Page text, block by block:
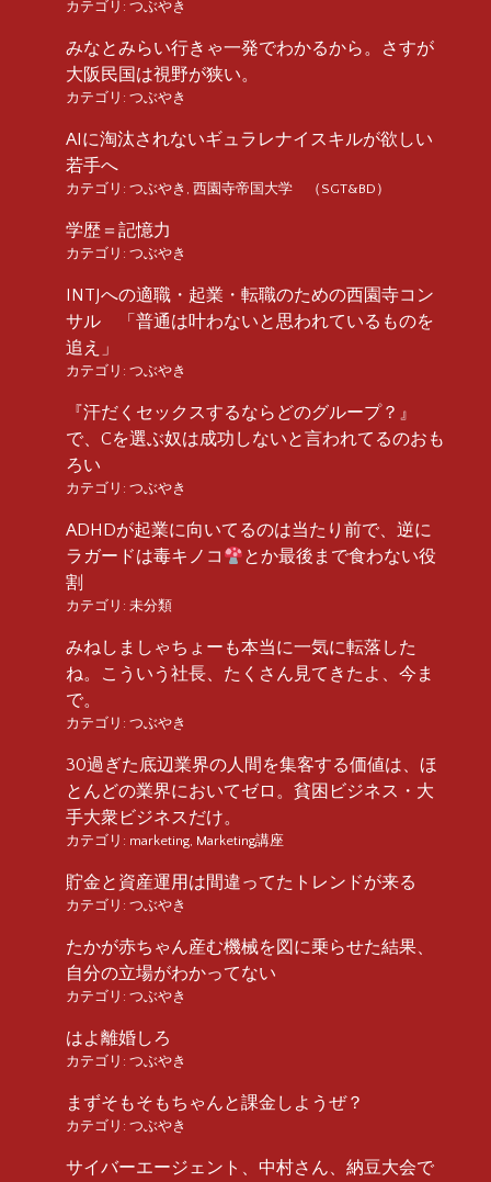
カテゴリ: つぶやき
みなとみらい行きゃ一発でわかるから。さすが
大阪民国は視野が狭い。
カテゴリ: つぶやき
AIに淘汰されないギュラレナイスキルが欲しい
若手へ
カテゴリ: つぶやき , 西園寺帝国大学 （SGT&BD）
学歴＝記憶力
カテゴリ: つぶやき
INTJへの適職・起業・転職のための西園寺コン
サル 「普通は叶わないと思われているものを
追え」
カテゴリ: つぶやき
『汗だくセックスするならどのグループ？』
で、Cを選ぶ奴は成功しないと言われてるのおも
ろい
カテゴリ: つぶやき
ADHDが起業に向いてるのは当たり前で、逆に
ラガードは毒キノコ
とか最後まで食わない役
割
カテゴリ: 未分類
みねしましゃちょーも本当に一気に転落した
ね。こういう社長、たくさん見てきたよ、今ま
で。
カテゴリ: つぶやき
30過ぎた底辺業界の人間を集客する価値は、ほ
とんどの業界においてゼロ。貧困ビジネス・大
手大衆ビジネスだけ。
カテゴリ: marketing, Marketing講座
貯金と資産運用は間違ってたトレンドが来る
カテゴリ: つぶやき
たかが赤ちゃん産む機械を図に乗らせた結果、
自分の立場がわかってない
カテゴリ: つぶやき
はよ離婚しろ
カテゴリ: つぶやき
まずそもそもちゃんと課金しようぜ？
カテゴリ: つぶやき
サイバーエージェント、中村さん、納豆大会で